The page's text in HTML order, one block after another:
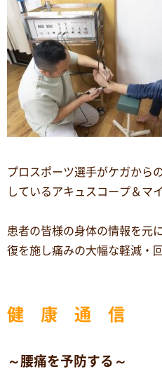
プロスポーツ選手がケガから
しているアキュスコープ＆マ
患者の皆様の身体の情報を元
復を施し痛みの大幅な軽減・
健 康 通 信
～腰痛を予防する～